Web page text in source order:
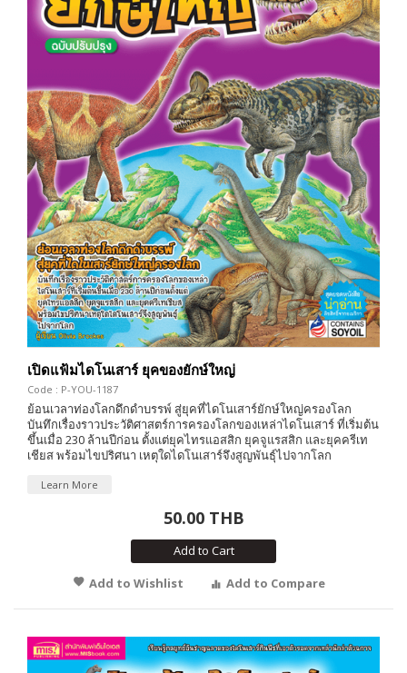
เปิดแฟ้มไดโนเสาร์ ยุคของยักษ์ใหญ่
Code : P-YOU-1187
ย้อนเวลาท่องโลกดึกดำบรรพ์ สู่ยุคที่ไดโนเสาร์ยักษ์ใหญ่ครองโลก
บันทึกเรื่องราวประวัติศาสตร์การครองโลกของเหล่าไดโนเสาร์ ที่เริ่มต้น
ขึ้นเมื่อ 230 ล้านปีก่อน ตั้งแต่ยุคไทรแอสสิก ยุคจูแรสสิก และยุคครีเท
เชียส พร้อมไขปริศนา เหตุใดไดโนเสาร์จึงสูญพันธุ์ไปจากโลก
Learn More
50.00 THB
Add to Cart
Add to Wishlist
Add to Compare